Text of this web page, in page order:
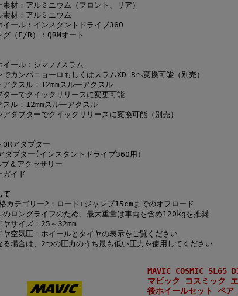
素材：アルミニウム（フロント、リア）
素材：アルミニウム
イール：インスタントドライブ360
グ（F/R）：QRMオート
イール：シマノ/スラム
でカンパニョーロもしくはスラムXD-Rヘ変換可能（別売）
アクスル：12mmスルーアクスル
ターでクイックリリースに変更可能
スル：12mmスルーアクスル
アダプターでクイックリリースに変換可能（別売）
QRアダプター
ダプター(インスタントドライブ360用）
ブ＆アクセサリー
ガイド
て
格カテゴリー2：ロード+ジャンプ15cmまでのオフロード
のロングライフのため、最大重量は車両を含め120kgを推奨
ヤサイズ：25～32mm
ヤ空気圧：ホイールとタイヤの表示をご覧ください
る場合は、2つの圧力のうち最も低い圧力を使用してください
MAVIC COSMIC SL65
マビック コスミック
後ホイールセット ペア